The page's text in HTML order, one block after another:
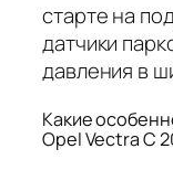
старте на
датчики
давления в
Какие
Opel Vectra C